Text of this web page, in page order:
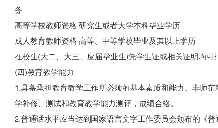
务
高等学校教师资格 研究生或者大学本科毕业学历
成人教育教师资格 高等、中等学校毕业及其以上学历
在校生(大二、大三、应届毕业生)凭学生证或相关证明均可
(四)教育教学能力
1.具备承担教育教学工作所必须的基本素质和能力。非师
学补修、测试和教育教学能力测评，成绩合格。
2.普通话水平应当达到国家语言文字工作委员会颁布的《